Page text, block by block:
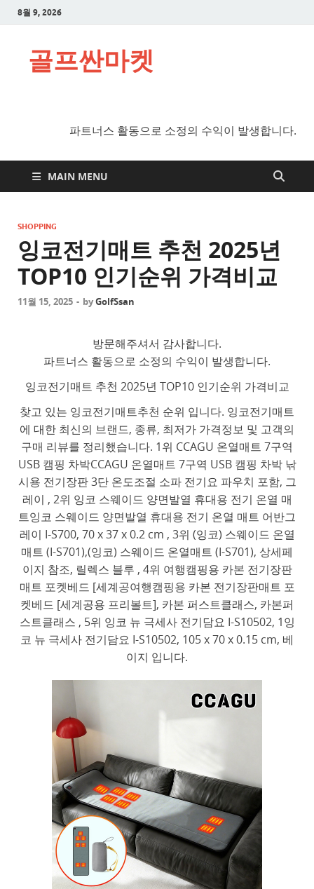
8월 9, 2026
골프싼마켓
파트너스 활동으로 소정의 수익이 발생합니다.
MAIN MENU
SHOPPING
잉코전기매트 추천 2025년
TOP10 인기순위 가격비교
11월 15, 2025 - byGolfSsan
방문해주셔서 감사합니다.
파트너스 활동으로 소정의 수익이 발생합니다.
잉코전기매트 추천 2025년 TOP10 인기순위 가격비교
찾고 있는 잉코전기매트추천 순위 입니다. 잉코전기매트
에 대한 최신의 브랜드, 종류, 최저가 가격정보 및 고객의
구매 리뷰를 정리했습니다. 1위 CCAGU 온열매트 7구역
USB 캠핑 차박CCAGU 온열매트 7구역 USB 캠핑 차박 낚
시용 전기장판 3단 온도조절 소파 전기요 파우치 포함, 그
레이 , 2위 잉코 스웨이드 양면발열 휴대용 전기 온열 매
트잉코 스웨이드 양면발열 휴대용 전기 온열 매트 어반그
레이 I-S700, 70 x 37 x 0.2 cm , 3위 (잉코) 스웨이드 온열
매트 (I-S701),(잉코) 스웨이드 온열매트 (I-S701), 상세페
이지 참조, 릴렉스 블루 , 4위 여행캠핑용 카본 전기장판
매트 포켓베드 [세계공여행캠핑용 카본 전기장판매트 포
켓베드 [세계공용 프리볼트], 카본 퍼스트클래스, 카본퍼
스트클래스 , 5위 잉코 뉴 극세사 전기담요 I-S10502, 1잉
코 뉴 극세사 전기담요 I-S10502, 105 x 70 x 0.15 cm, 베
이지 입니다.